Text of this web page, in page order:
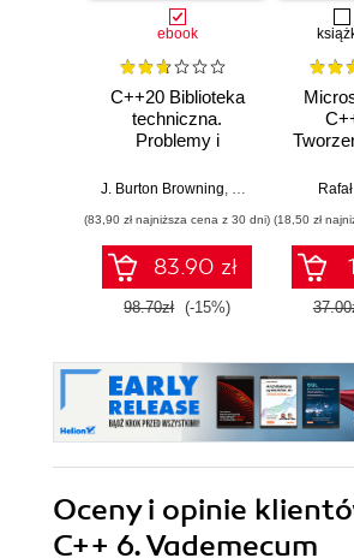
ebook
C++20 Biblioteka
techniczna.
Problemy i
J. Burton Browning, Bruce Sutherland
(83,90 zł najniższa cena z 30 dni)
83.90 zł
98.70zł (-15%)
(18,50 zł
Oceny i opinie
C++ 6. Vademecum